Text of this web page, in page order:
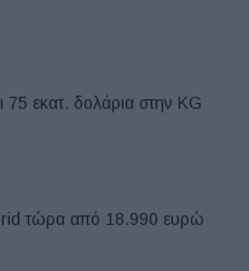
75 εκατ. δολάρια στην KG
τώρα από 18.990 ευρώ